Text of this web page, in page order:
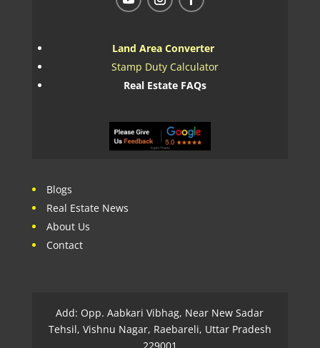
Land Area Converter
Stamp Duty Calculator
Real Estate FAQs
Blogs
Real Estate News
About Us
Contact
Add: Opp. Aabkari Vibhag, Near New Sadar
Tehsil, Vishnu Nagar, Raebareli, Uttar Pradesh